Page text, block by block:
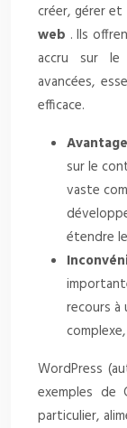
créer, gérer
web . Ils
accru sur
avancées,
efficace.
sur le
vaste
étendre
recours
WordPress
exemples de
particulier,